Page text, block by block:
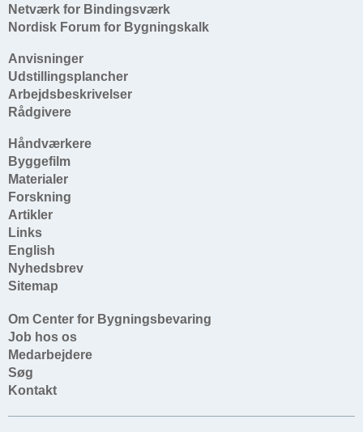
Netværk for Bindingsværk
Nordisk Forum for Bygningskalk
Anvisninger
Udstillingsplancher
Arbejdsbeskrivelser
Rådgivere
Håndværkere
Byggefilm
Materialer
Forskning
Artikler
Links
English
Nyhedsbrev
Sitemap
Om Center for Bygningsbevaring
Job hos os
Medarbejdere
Søg
Kontakt